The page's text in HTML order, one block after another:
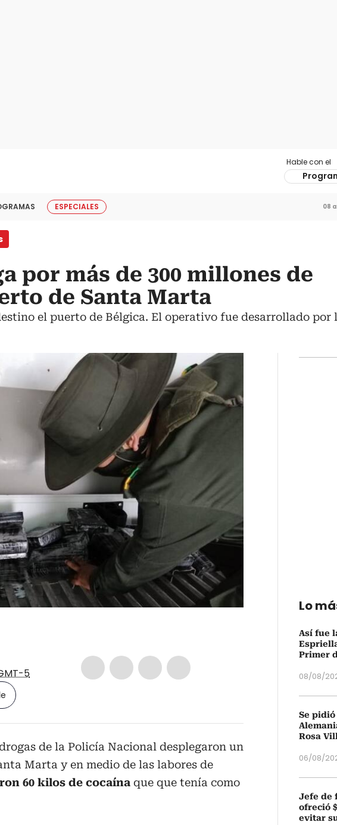
Hable con el
ESPECIALES 08
por más de 300 millones de
de Santa Marta
el puerto de Bélgica. El operativo fue desarrollado
5
de la Policía Nacional desplegaron un
Marta y en medio de las labores de
60 kilos de cocaína que que tenía como
Lo
Así fue
Primer
08/08/
Se
Rosa
06/08/
Jefe de
ofreció
evitar